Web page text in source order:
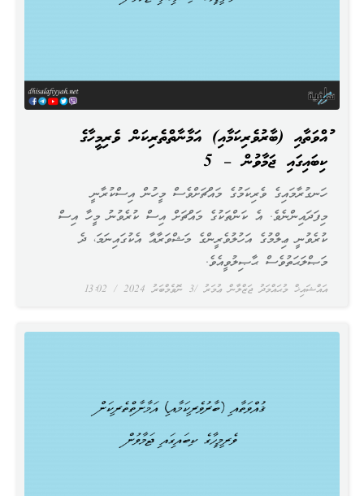
ޤުއްވަތާއި (ބާރުވެރިކަމާއި) އަމާނާތްތެރިކަން ވެރިމީހާގެ
ކިބައިގައި ޖަމާވުން – 5
އައްޝައިޚް މުޙައްމަދު ޖަޒްލާން ޢުމަރު 3 ނޮވެމްބަރު 2024
ހަނގުރާމައިގެ ވެރިކަމުގެ މައްޗަށްވެސް މީހުން އިސްކުރާނީ
މިފަދައިންނެވެ. އެ ކަންތަކުގެ މައްޗަށް އިސް ކުރެވުނު މީހާ އިސް
ކުރެވުނީ ޢިލްމުގެ އަހުލުވެރީންގެ މަޝްވަރާއާ އެކުގައިނަމަ، ދެ
މަޞްލަޙަތުވެސް ޙާޞިލުވީއެވެ.